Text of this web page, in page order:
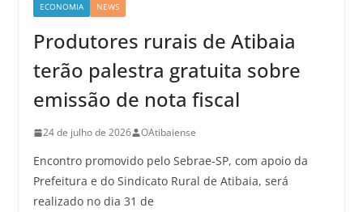
ECONOMIA NEWS
Produtores rurais de Atibaia
terão palestra gratuita sobre
emissão de nota fiscal
24 de julho de 2026 OAtibaiense
Encontro promovido pelo Sebrae-SP, com apoio da
Prefeitura e do Sindicato Rural de Atibaia, será
realizado no dia 31 de